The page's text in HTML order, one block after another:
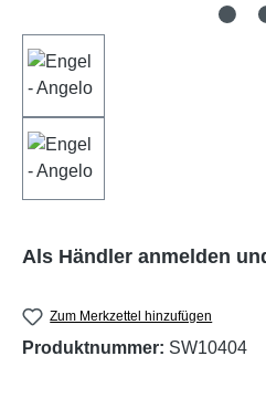
Als Händler anmelden
Zum Merkzettel hinzufügen
Produktnummer: SW10404